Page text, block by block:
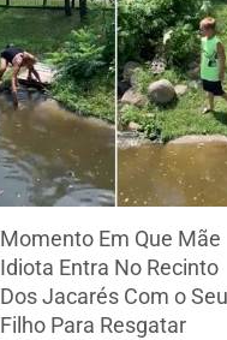
Momento Em Que Mãe
Idiota Entra No Recinto
Dos Jacarés Com o Seu
Filho Para Resgatar